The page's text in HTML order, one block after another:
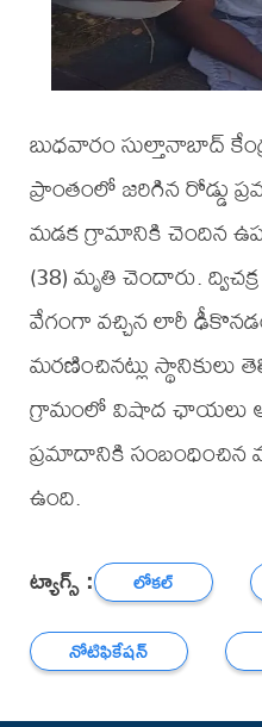
బుధవారం సుల్తానాబాద్
ప్రాంతంలో జరిగిన రోడ్డు
మడక గ్రామానికి చెందిన
(38) మృతి చెందారు.
వేగంగా వచ్చిన లారీ
మరణించినట్లు
గ్రామంలో విషాద ఛాయలు
ప్రమాదానికి సంబంధించిన
ఉంది.
ట్యాగ్స్ : లోకల్
నోటిఫికేషన్